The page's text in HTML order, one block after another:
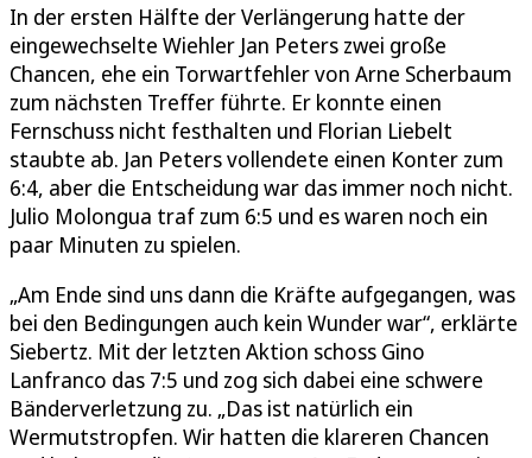
In der ersten Hälfte der Verlängerung hatte der
eingewechselte Wiehler Jan Peters zwei große
Chancen, ehe ein Torwartfehler von Arne Scherbaum
zum nächsten Treffer führte. Er konnte einen
Fernschuss nicht festhalten und Florian Liebelt
staubte ab. Jan Peters vollendete einen Konter zum
6:4, aber die Entscheidung war das immer noch nicht.
Julio Molongua traf zum 6:5 und es waren noch ein
paar Minuten zu spielen.
„Am Ende sind uns dann die Kräfte aufgegangen, was
bei den Bedingungen auch kein Wunder war“, erklärte
Siebertz. Mit der letzten Aktion schoss Gino
Lanfranco das 7:5 und zog sich dabei eine schwere
Bänderverletzung zu. „Das ist natürlich ein
Wermutstropfen. Wir hatten die klareren Chancen